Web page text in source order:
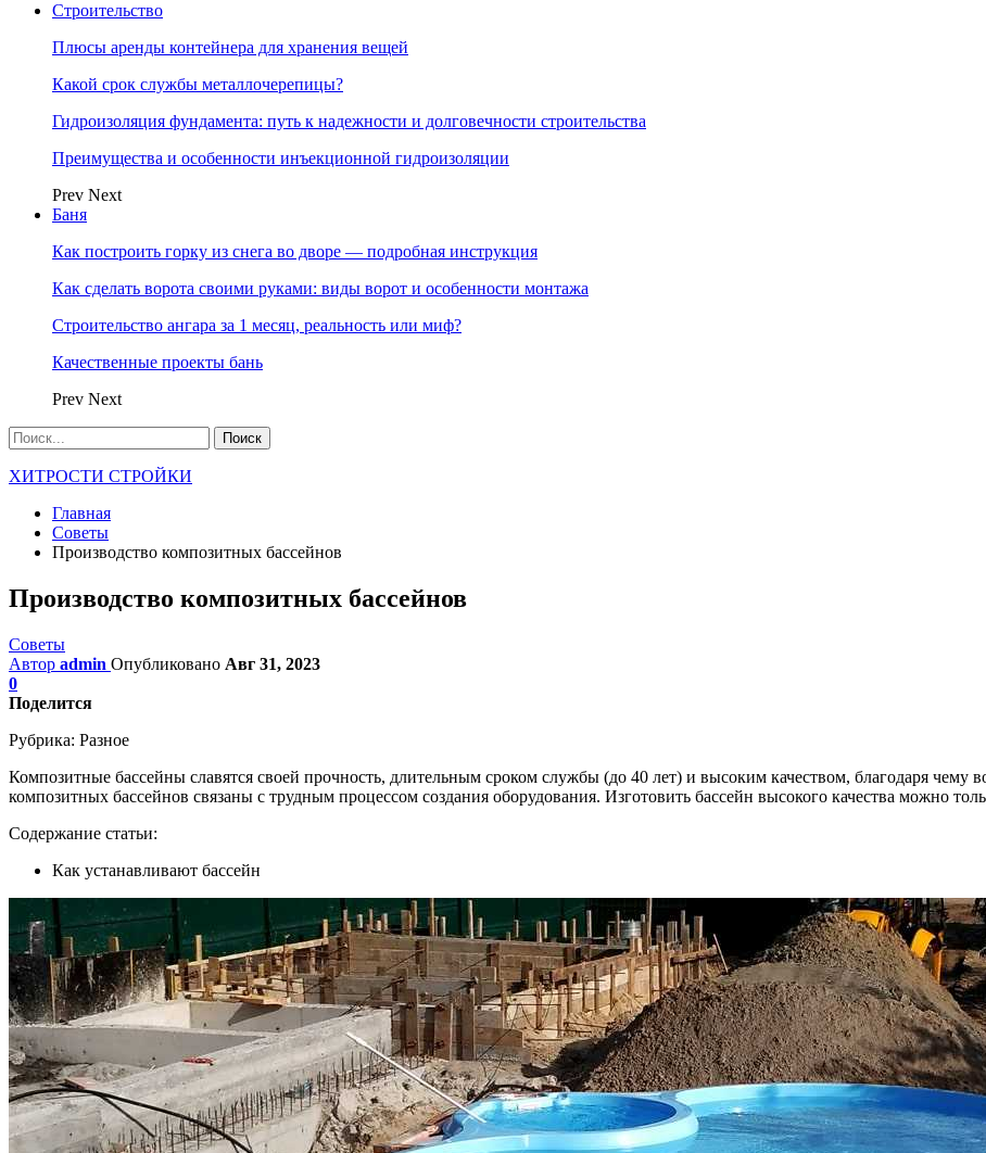
Строительство
Плюсы аренды контейнера для хранения вещей
Какой срок службы металлочерепицы?
Гидроизоляция фундамента: путь к надежности и долговечности строительства
Преимущества и особенности инъекционной гидроизоляции
Prev Next
Баня
Как построить горку из снега во дворе — подробная инструкция
Как сделать ворота своими руками: виды ворот и особенности монтажа
Строительство ангара за 1 месяц, реальность или миф?
Качественные проекты бань
Prev Next
ХИТРОСТИ СТРОЙКИ
Главная
Советы
Производство композитных бассейнов
Производство композитных бассейнов
Советы
Автор admin Опубликовано Авг 31, 2023
0
Поделится
Рубрика: Разное
Композитные бассейны славятся своей прочность, длительным сроком службы (до 40 лет) и высоким качеством, благодаря чему
композитных бассейнов связаны с трудным процессом создания оборудования. Изготовить бассейн высокого качества можно
Содержание статьи:
Как устанавливают бассейн